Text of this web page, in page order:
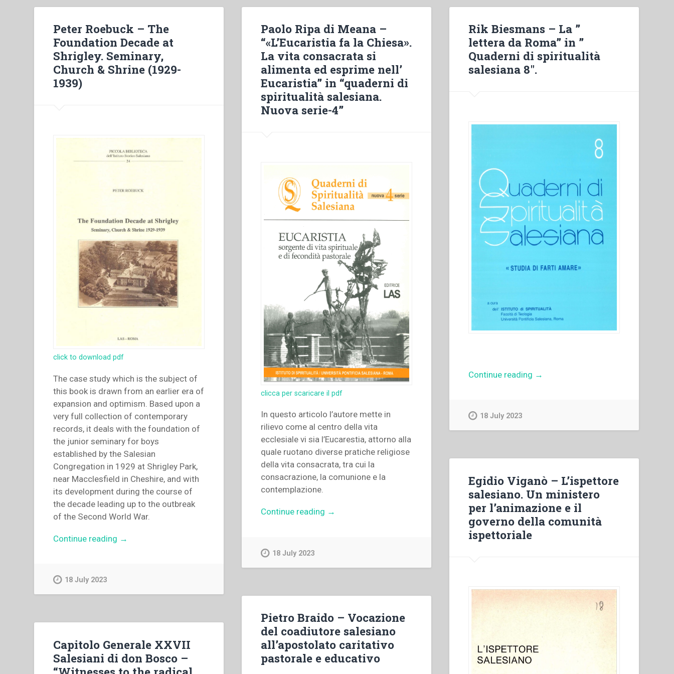
Peter Roebuck – The
Foundation Decade at
Shrigley. Seminary,
Church & Shrine (1929-
1939)
click to download pdf
The case study which is the subject of
this book is drawn from an earlier era of
expansion and optimism. Based upon a
very full collection of contemporary
records, it deals with the foundation of
the junior seminary for boys
established by the Salesian
Congregation in 1929 at Shrigley Park,
near Macclesfield in Cheshire, and with
its development during the course of
the decade leading up to the outbreak
of the Second World War.
Continue reading “Peter
Shrigley.
Seminary,
Church
&
→
18 July 2023
Paolo Ripa di Meana –
“«L’Eucaristia fa la Chiesa».
La vita consacrata si
alimenta ed esprime nell’
Eucaristia” in “quaderni di
spiritualità salesiana.
Nuova serie-4”
clicca per scaricare il pdf
In questo articolo l’autore mette in
rilievo come al centro della vita
ecclesiale vi sia l’Eucarestia, attorno alla
quale ruotano diverse pratiche religiose
della vita consacrata, tra cui la
consacrazione, la comunione e la
contemplazione.
Continue reading “Paolo
la
Chiesa».
La
vita
consacrata
si
→
18 July 2023
Rik Biesmans – La ”
lettera da Roma” in ”
Quaderni di spiritualità
salesiana 8″.
Continue reading “Rik
Roma”
”
Quaderni
di
spiritualità
→
18 July 2023
Egidio Viganò – L’ispettore
salesiano. Un ministero
per l’animazione e il
governo della comunità
ispettoriale
Pietro Braido – Vocazione
del coadiutore salesiano
all’apostolato caritativo
pastorale e educativo
Capitolo Generale XXVII
Salesiani di don Bosco –